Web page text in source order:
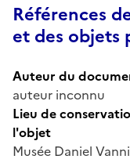
Références
et des objets
Auteur du
auteur inconnu
Lieu de
l'objet
Musée Daniel